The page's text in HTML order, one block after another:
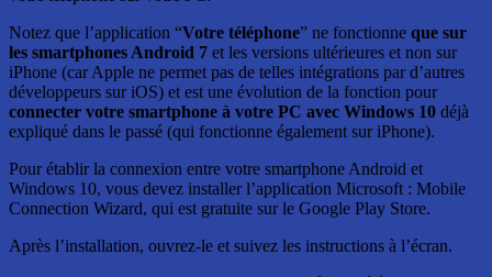
Notez que l’application “Votre téléphone” ne fonctionne que sur
les smartphones Android 7 et les versions ultérieures et non sur
iPhone (car Apple ne permet pas de telles intégrations par d’autres
développeurs sur iOS) et est une évolution de la fonction pour
connecter votre smartphone à votre PC avec Windows 10 déjà
expliqué dans le passé (qui fonctionne également sur iPhone).
Pour établir la connexion entre votre smartphone Android et
Windows 10, vous devez installer l’application Microsoft : Mobile
Connection Wizard, qui est gratuite sur le Google Play Store.
Après l’installation, ouvrez-le et suivez les instructions à l’écran.